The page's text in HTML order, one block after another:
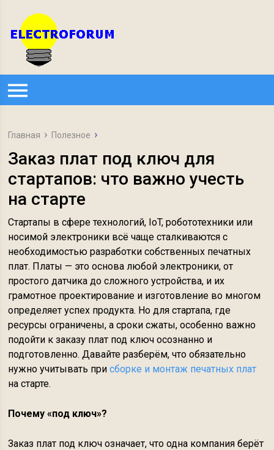
Главная Полезное
Заказ плат под ключ для
стартапов: что важно учесть
на старте
Стартапы в сфере технологий, IoT, робототехники или
носимой электроники всё чаще сталкиваются с
необходимостью разработки собственных печатных
плат. Платы — это основа любой электроники, от
простого датчика до сложного устройства, и их
грамотное проектирование и изготовление во многом
определяет успех продукта. Но для стартапа, где
ресурсы ограничены, а сроки сжаты, особенно важно
подойти к заказу плат под ключ осознанно и
подготовленно. Давайте разберём, что обязательно
нужно учитывать присборке и монтаж печатных плат
на старте.
Почему «под ключ»?
Заказ плат под ключ означает, что одна компания берёт